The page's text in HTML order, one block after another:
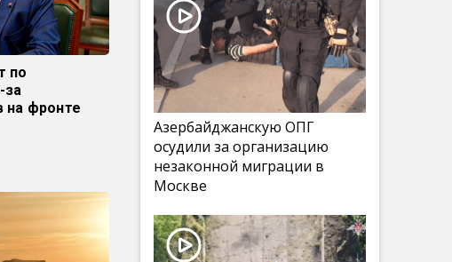
по
за
на фронте
Азербайджанскую ОПГ
осудили за организацию
незаконной миграции в
Москве